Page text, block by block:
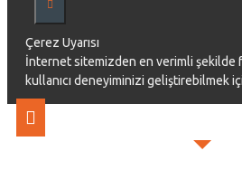
Çerez Uyarısı
İnternet sitemizden en verimli şekilde
kullanıcı deneyiminizi geliştirebilmek